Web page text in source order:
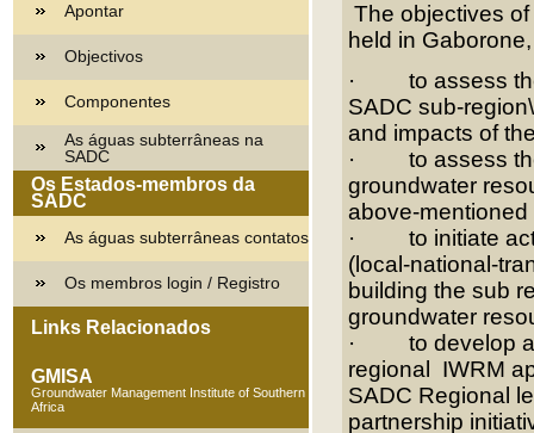
Apontar
Objectivos
Componentes
As águas subterrâneas na
SADC
Os Estados-membros da
SADC
As águas subterrâneas contatos
Os membros login / Registro
Links Relacionados
GMISA
Groundwater Management Institute of Southern
Africa
The objectives
held in
·
to assess
SADC sub-
and impacts of
·
to assess
groundwater
above-
·
to initiate
(local-national-
building the sub
groundwater
·
to develop
regional IWRM
SADC Regional
partnership